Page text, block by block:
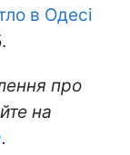
в Одесі
про
на
.